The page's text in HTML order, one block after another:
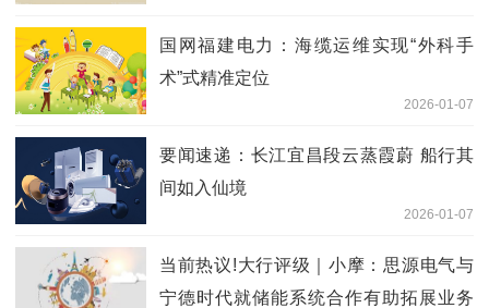
国网福建电力：海缆运维实现“外科手
术”式精准定位
2026-01-07
要闻速递：长江宜昌段云蒸霞蔚 船行其
间如入仙境
2026-01-07
当前热议!大行评级｜小摩：思源电气与
宁德时代就储能系统合作有助拓展业务